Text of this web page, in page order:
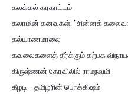
கலக்கல் கரகாட்டம்
கலாமின் கனவுகள். "சின்னக்
கல்யாணமாலை
கவலைகளைத் தீர்க்கும் கற்பக
கிருஷ்ணன் கோவிலில் ராமநவமி
கீழடி - தமிழரின் பொக்கிஷம்